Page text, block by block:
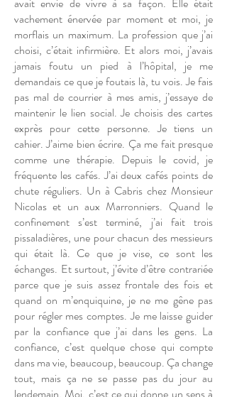
vachement énervée par moment et moi, je
morflais un maximum. La profession que j’ai
choisi, c’était infirmière. Et alors moi, j’avais
jamais foutu un pied à l’hôpital, je me
demandais ce que je foutais là, tu vois. Je fais
pas mal de courrier à mes amis, j’essaye de
maintenir le lien social. Je choisis des cartes
exprès pour cette personne. Je tiens un
cahier. J’aime bien écrire. Ça me fait presque
comme une thérapie. Depuis le covid, je
fréquente les cafés. J’ai deux cafés points de
chute réguliers. Un à Cabris chez Monsieur
Nicolas et un aux Marronniers. Quand le
confinement s’est terminé, j’ai fait trois
pissaladières, une pour chacun des messieurs
qui était là. Ce que je vise, ce sont les
échanges. Et surtout, j’évite d’être contrariée
parce que je suis assez frontale des fois et
quand on m’enquiquine, je ne me gêne pas
pour régler mes comptes. Je me laisse guider
par la confiance que j’ai dans les gens. La
confiance, c’est quelque chose qui compte
dans ma vie, beaucoup, beaucoup. Ça change
tout, mais ça ne se passe pas du jour au